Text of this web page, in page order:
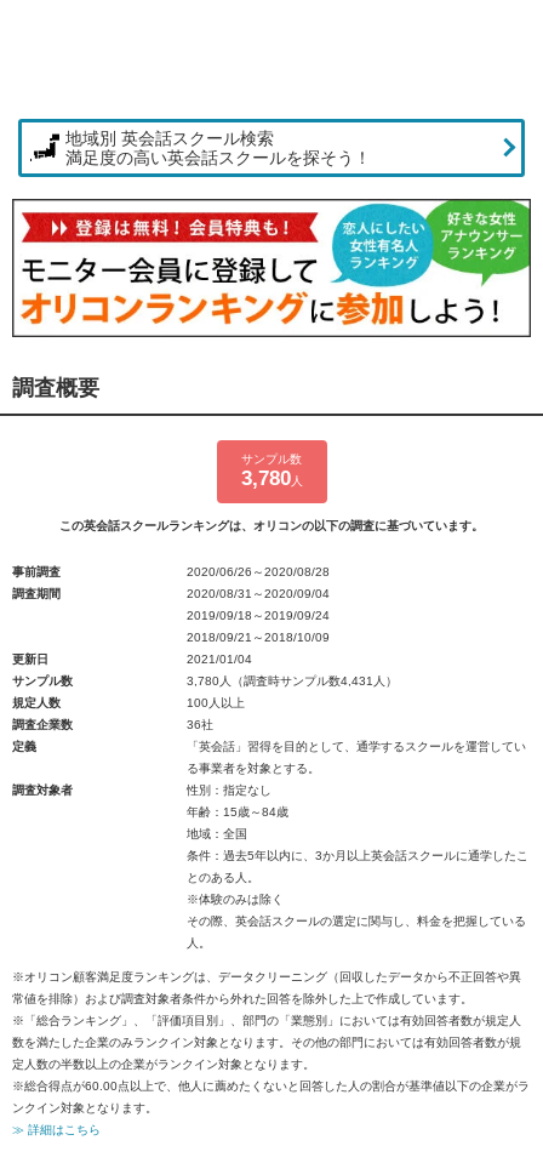
地域別 英会話スクール検索
満足度の高い英会話スクールを探そう！
調査概要
サンプル数
3,780人
この英会話スクールランキングは、オリコンの以下の調査に基づいています。
事前調査
2020/06/26～2020/08/28
調査期間
2020/08/31～2020/09/04
2019/09/18～2019/09/24
2018/09/21～2018/10/09
更新日
2021/01/04
サンプル数
3,780人（調査時サンプル数4,431人）
規定人数
100人以上
調査企業数
36社
定義
「英会話」習得を目的として、通学するスクールを運営してい
る事業者を対象とする。
調査対象者
性別：指定なし
年齢：15歳～84歳
地域：全国
条件：過去5年以内に、3か月以上英会話スクールに通学したこ
とのある人。
※体験のみは除く
その際、英会話スクールの選定に関与し、料金を把握している
人。
※オリコン顧客満足度ランキングは、データクリーニング（回収したデータから不正回答や異
常値を排除）および調査対象者条件から外れた回答を除外した上で作成しています。
※「総合ランキング」、「評価項目別」、部門の「業態別」においては有効回答者数が規定人
数を満たした企業のみランクイン対象となります。その他の部門においては有効回答者数が規
定人数の半数以上の企業がランクイン対象となります。
※総合得点が60.00点以上で、他人に薦めたくないと回答した人の割合が基準値以下の企業がラ
ンクイン対象となります。
≫ 詳細はこちら